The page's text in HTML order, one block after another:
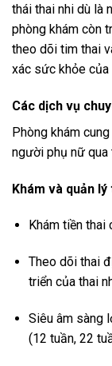
thái thai nhi dù là
phòng khám còn
theo dõi tim thai
xác sức khỏe của
Các dịch vụ
Phòng khám
người phụ nữ
Khám và quản
Khám tiền
Theo dõi thai
triển của thai
Siêu âm sàng
(12 tuần, 22